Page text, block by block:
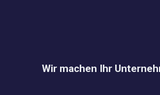
Wir machen Ihr